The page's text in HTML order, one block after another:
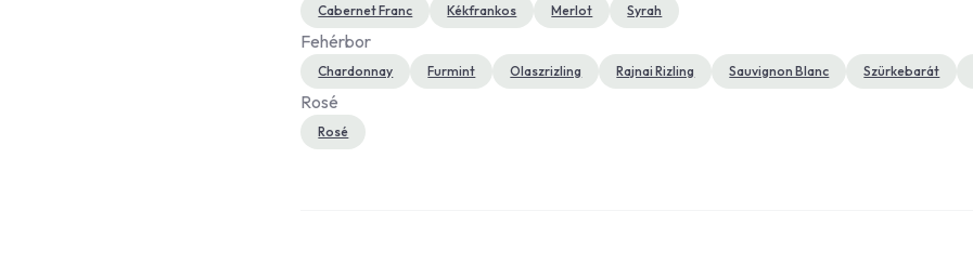
Cabernet Franc Kékfrankos Merlot Syrah
Fehérbor
Chardonnay Furmint Olaszrizling Rajnai Rizling Sauvignon Blanc Szürkebarát
Rosé
Rosé